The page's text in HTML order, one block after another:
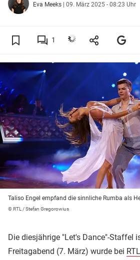
Eva Meeks | 09. März 2025 - 08:23 Uhr
1
Taliso Engel empfand die sinnliche Rumba als
© RTL / Stefan Gregorowius
Die diesjährige "Let's Dance"-Staffel
Freitagabend (7. März) wurde bei RTL